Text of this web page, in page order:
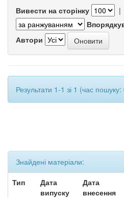
Вивести на сторінку |
Автори
Результати 1-1 зі 1 (час
Знайдені матеріали:
Тип
Дата
випуску
Дата
внесення